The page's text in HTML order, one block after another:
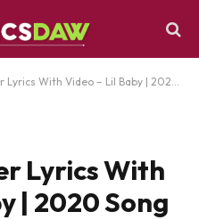
With Video – Lil Baby | 2020 Song
Lyrics With
| 2020 Song